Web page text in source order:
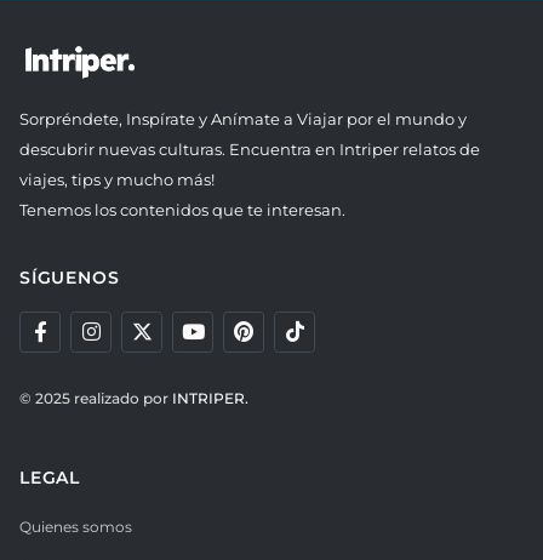
Sorpréndete, Inspírate y Anímate a Viajar por el mundo y
descubrir nuevas culturas. Encuentra en Intriper relatos de
viajes, tips y mucho más!
Tenemos los contenidos que te interesan.
SÍGUENOS
© 2025 realizado por INTRIPER.
LEGAL
Quienes somos